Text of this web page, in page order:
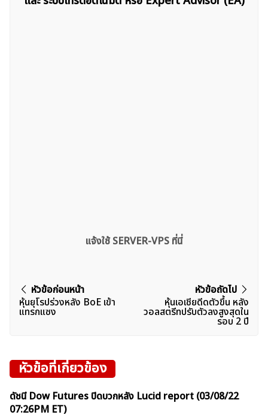
แจ้งใช้ SERVER-VPS ที่นี่
แนะแนว
เรื่อง
หัวข้อก่อนหน้า
หุ้นยุโรปร่วงหลัง BoE เข้า
แทรกแซง
หัวข้อถัดไป
หุ้นเอเชียดีดตัวขึ้น หลัง
วอลสตรีทปรับตัวลงสูงสุดใน
รอบ 2 ปี
หัวข้อที่เกี่ยวข้อง
ดัชนี Dow Futures ปิดบวกหลัง Lucid report (03/08/22
07:26PM ET)